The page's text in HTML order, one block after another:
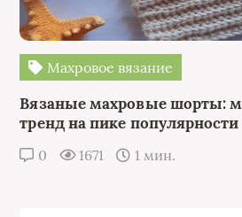
Махровое вязание
Вязаные махровые шорты:
тренд на пике популярности
0 1671 1 мин.